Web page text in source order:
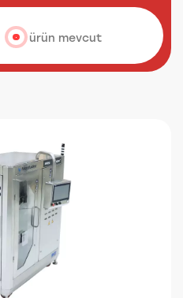
ürün mevcut